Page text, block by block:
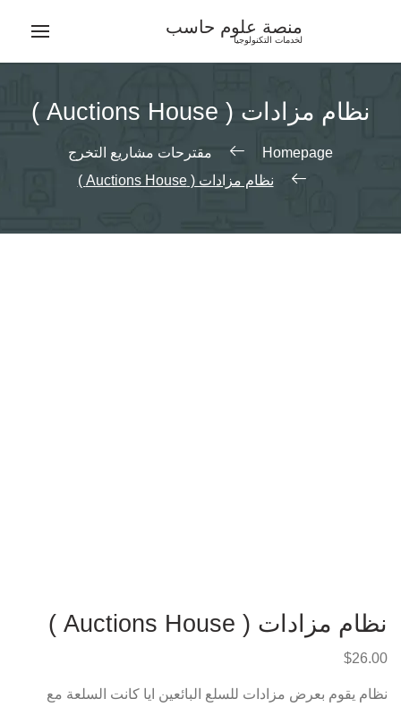
منصة علوم حاسب
لخدمات التكنولوجيا
نظام مزادات ( Auctions House )
Homepage
مقترحات مشاريع التخرج
نظام مزادات ( Auctions House )
نظام مزادات ( Auctions House )
$26.00
نظام يقوم بعرض مزادات للسلع البائعين ايا كانت السلعة مع